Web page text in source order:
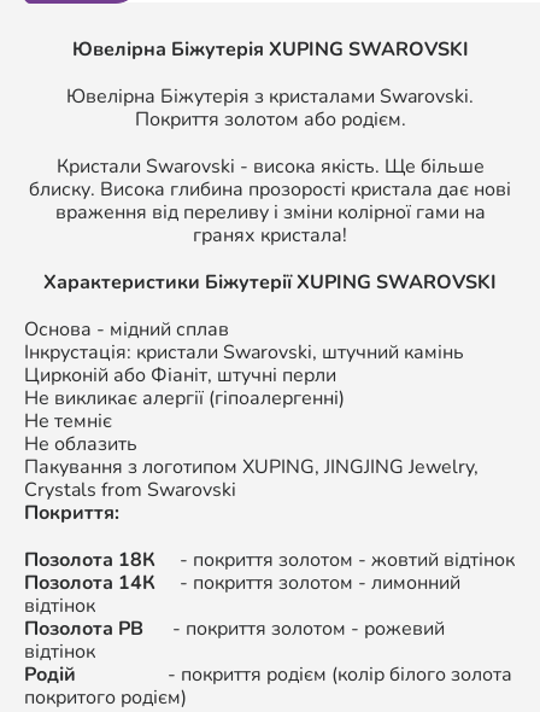
Ювелірна Біжутерія XUPING SWAROVSKI
Ювелірна Біжутерія з кристалами Swarovski.
Покриття золотом або родієм.
Кристали Swarovski - висока якість. Ще більше
блиску. Висока глибина прозорості кристала дає нові
враження від переливу і зміни колірної гами на
гранях кристала!
Характеристики БіжутеріїXUPING SWAROVSKI
Основа - мідний сплав
Інкрустація: кристали Swarovski, штучний камінь
Цирконій або Фіаніт, штучні перли
Не викликає алергії (гіпоалергенні)
Не темніє
Не облазить
Пакування з логотипом XUPING, JINGJING Jewelry,
Crystals from Swarovski
Покриття:
Позолота 18К - покриття золотом - жовтий відтінок
Позолота 14К - покриття золотом - лимонний
відтінок
Позолота РВ - покриття золотом - рожевий
відтінок
Родій - покриття родієм (колір білого золота
покритого родієм)